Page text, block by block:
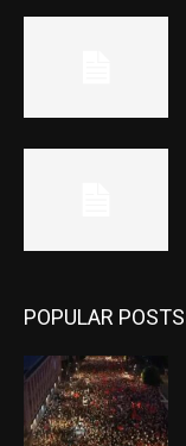
POPULAR POSTS